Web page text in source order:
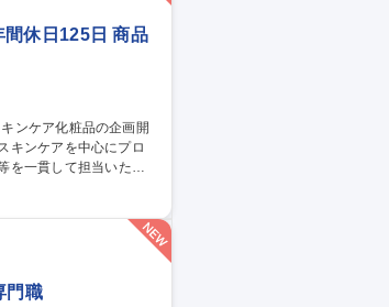
間休日125日 商品
を一貫して担当いただ
体物の進行 ※他部署や
門職